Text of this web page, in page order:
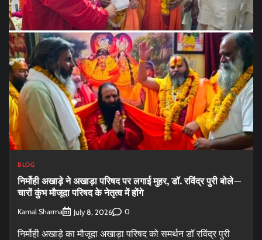
BLOG
निर्मोही अखाड़े ने अखाड़ा परिषद पर लगाई मुहर, डॉ. रविंद्र पुरी बोले—
चारों कुंभ मौजूदा परिषद के नेतृत्व में होंगे
Kamal Sharma July 8, 2026 0
निर्मोही अखाड़े का मौजूदा अखाड़ा परिषद को समर्थन डॉ रविंद्र पुरी